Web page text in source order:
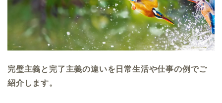
完璧主義と完了主義の違いを日常生活や仕事の例でご
紹介します。